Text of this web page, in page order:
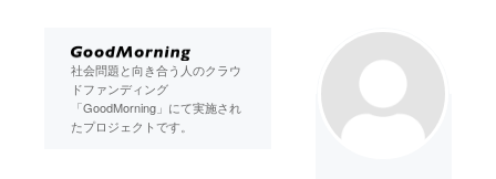
社会問題と向き合う人のクラウ
ドファンディング
「GoodMorning」にて実施され
たプロジェクトです。